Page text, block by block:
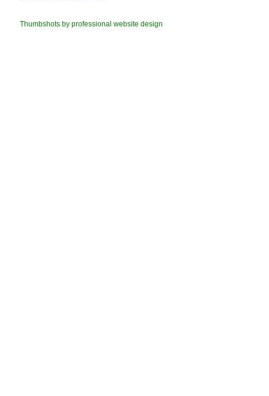
Thumbshots by professional website design